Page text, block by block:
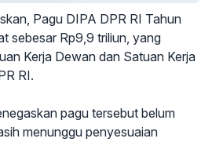
Pagu DIPA DPR RI Tahun
sebesar Rp9,9 triliun, yang
Kerja Dewan dan Satuan Kerja
RI.
pagu tersebut belum
menunggu penyesuaian